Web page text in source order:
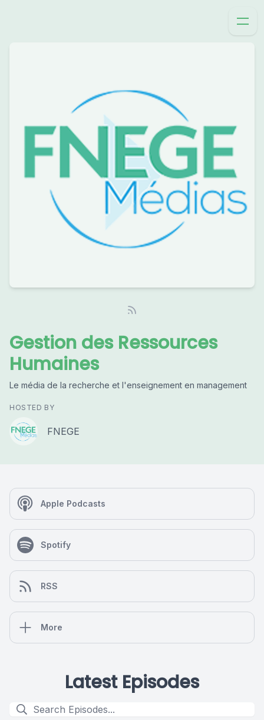
Gestion des Ressources
Humaines
Le média de la recherche et l'enseignement en management
HOSTED BY
FNEGE
Apple Podcasts
Spotify
RSS
More
Latest Episodes